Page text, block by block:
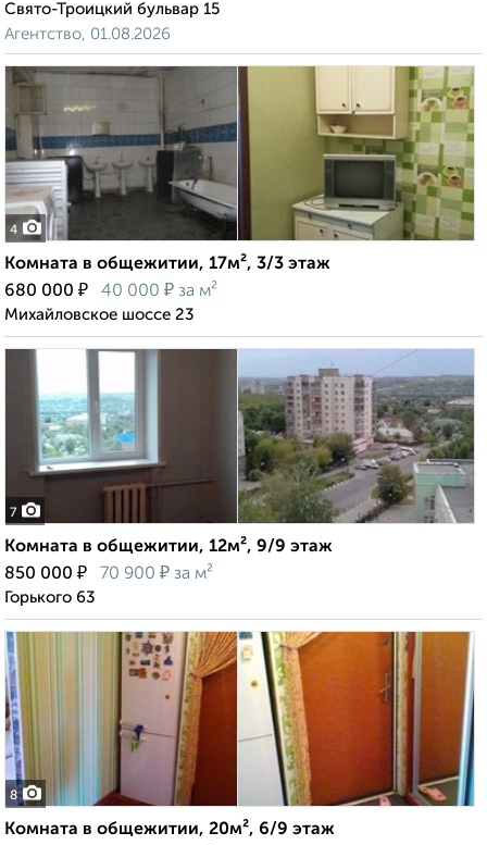
Свято-Троицкий бульвар 15
Агентство, 01.08.2026
4
Комната в общежитии, 17м², 3/3 этаж
680 000 ₽ 40 000 ₽ за м²
Михайловское шоссе 23
7
Комната в общежитии, 12м², 9/9 этаж
850 000 ₽ 70 900 ₽ за м²
Горького 63
8
Комната в общежитии, 20м², 6/9 этаж